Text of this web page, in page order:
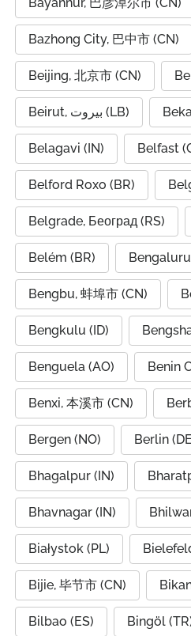
Bazhong City, 巴中市 (CN)
Beijing, 北京市 (CN)
Beirut, بيروت (LB)
Belagavi (IN) Belfast
Belford Roxo (BR)
Belgrade, Београд (RS)
Belém (BR)
Bengbu, 蚌埠市 (CN)
Bengkulu (ID)
Benguela (AO) Benin
Benxi, 本溪市 (CN)
Bergen (NO) Berlin
Bhagalpur (IN)
Bhavnagar (IN)
Białystok (PL)
Bijie, 毕节市 (CN)
Bilbao (ES) Bingöl